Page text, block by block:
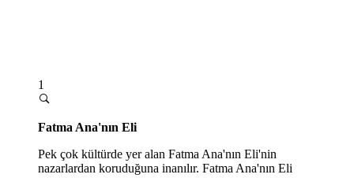
1
Fatma Ana'nın Eli
Pek çok kültürde yer alan Fatma Ana'nın Eli'nin
nazarlardan koruduğuna inanılır. Fatma Ana'nın Eli